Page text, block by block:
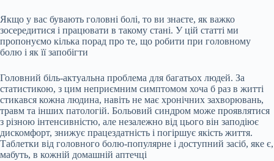
Якщо у вас бувають головні болі, то ви знаєте, як важко
зосередитися і працювати в такому стані. У цій статті ми
пропонуємо кілька порад про те, що робити при головному
болю і як її запобігти
Головний біль-актуальна проблема для багатьох людей. За
статистикою, з цим неприємним симптомом хоча б раз в житті
стикався кожна людина, навіть не має хронічних захворювань,
травм та інших патологій. Больовий синдром може проявлятися
з різною інтенсивністю, але незалежно від цього він заподіює
дискомфорт, знижує працездатність і погіршує якість життя.
Таблетки від головного болю-популярне і доступний засіб, яке є,
мабуть, в кожній домашній аптечці